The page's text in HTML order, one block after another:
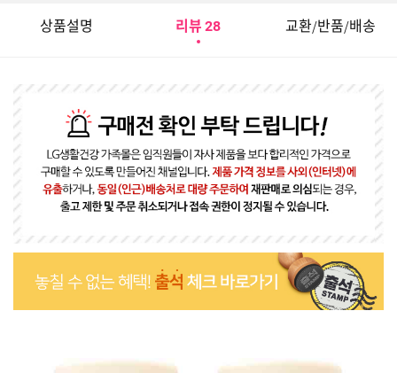
상품설명 리뷰 28 교환/반품/배송